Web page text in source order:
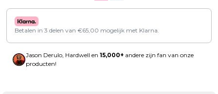
Betalen in 3 delen van €65,00 mogelijk met Klarna.
Jason Derulo, Hardwell en 15,000+ andere zijn fan van onze
producten!